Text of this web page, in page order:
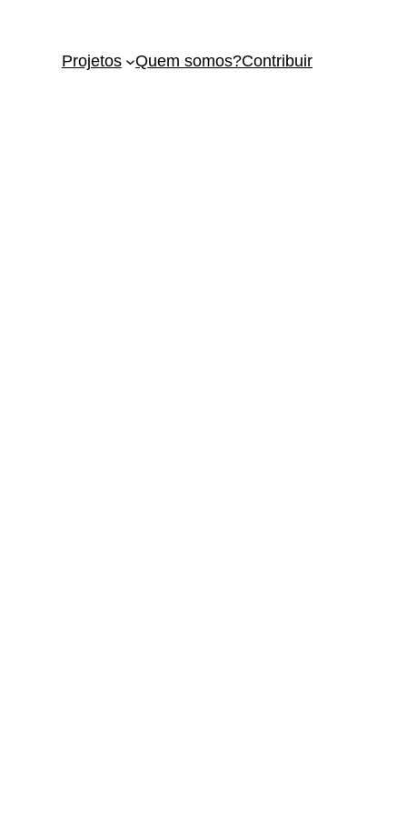
Projetos Quem somos?Contribuir